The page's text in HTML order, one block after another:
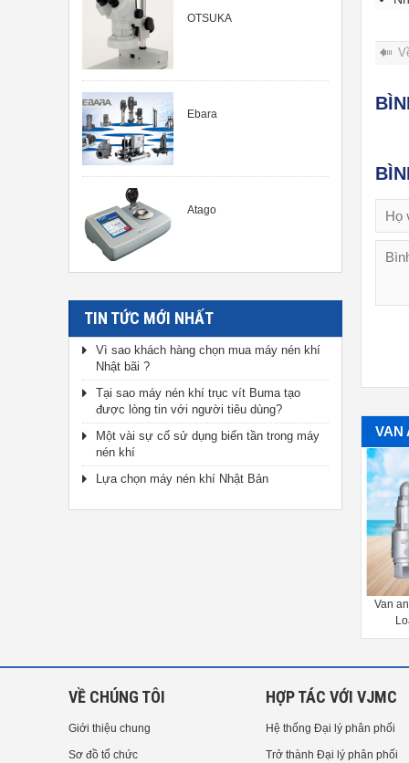
OTSUKA
Ebara
Atago
TIN TỨC MỚI NHẤT
Vì sao khách hàng chọn mua máy nén khí
Nhật bãi ?
Tại sao máy nén khí trục vít Buma tạo
được lòng tin với người tiêu dùng?
Một vài sự cố sử dụng biến tần trong máy
nén khí
Lựa chọn máy nén khí Nhật Bản
VAN
Van
VỀ CHÚNG TÔI
Giới thiệu chung
Sơ đồ tổ chức
HỢP TÁC VỚI VJMC
Hệ thống Đại lý phân phối
Trở thành Đại lý phân phối